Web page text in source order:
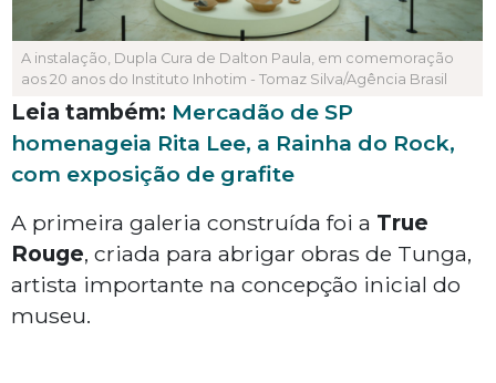
A instalação, Dupla Cura de Dalton Paula, em comemoração
aos 20 anos do Instituto Inhotim - Tomaz Silva/Agência Brasil
Leia também: Mercadão de SP
homenageia Rita Lee, a Rainha do Rock,
com exposição de grafite
A primeira galeria construída foi a True
Rouge, criada para abrigar obras de Tunga,
artista importante na concepção inicial do
museu.